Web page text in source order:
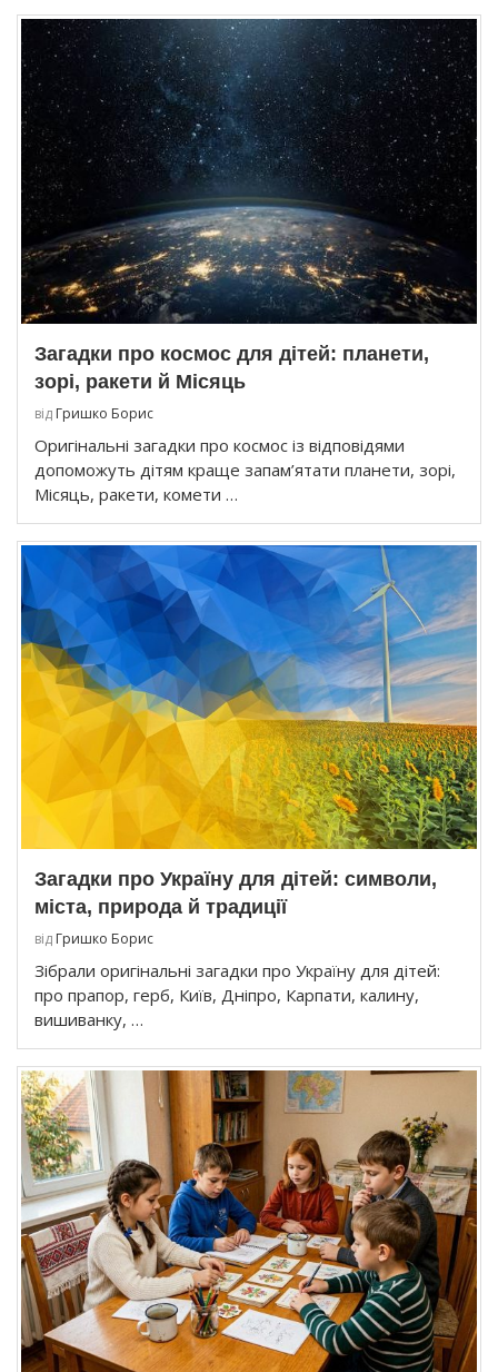
Загадки про космос для дітей: планети,
зорі, ракети й Місяць
від Гришко Борис
Оригінальні загадки про космос із відповідями
допоможуть дітям краще запам’ятати планети, зорі,
Місяць, ракети, комети …
Загадки про Україну для дітей: символи,
міста, природа й традиції
від Гришко Борис
Зібрали оригінальні загадки про Україну для дітей:
про прапор, герб, Київ, Дніпро, Карпати, калину,
вишиванку, …